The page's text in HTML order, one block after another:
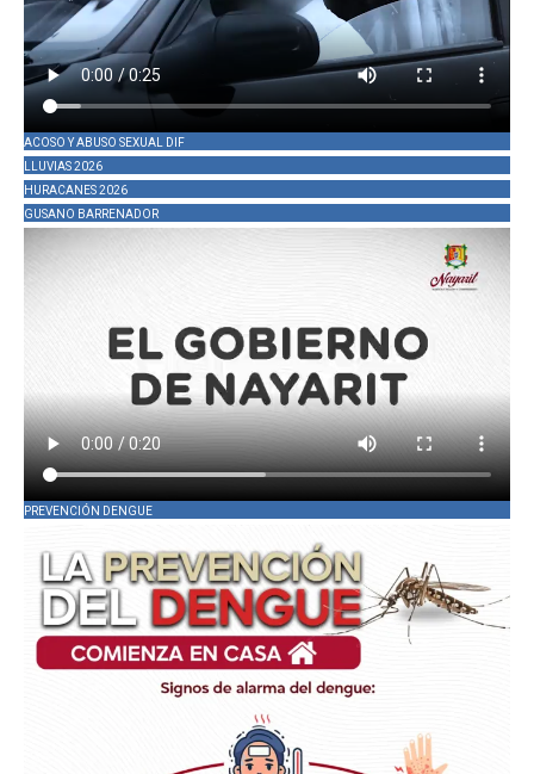
ACOSO Y ABUSO SEXUAL DIF
LLUVIAS 2026
HURACANES 2026
GUSANO BARRENADOR
PREVENCIÓN DENGUE